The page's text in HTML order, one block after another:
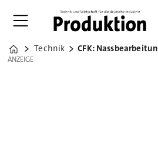
Home
Technik CFK:
ANZEIGE
ANZEIGE